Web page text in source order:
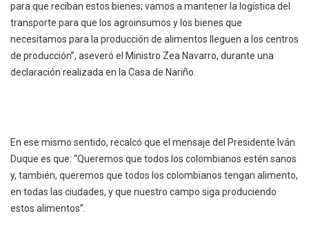
para que reciban estos bienes; vamos a mantener la logística del
transporte para que los agroinsumos y los bienes que
necesitamos para la producción de alimentos lleguen a los centros
de producción”, aseveró el Ministro Zea Navarro, durante una
declaración realizada en la Casa de Nariño.
En ese mismo sentido, recalcó que el mensaje del Presidente Iván
Duque es que: “Queremos que todos los colombianos estén sanos
y, también, queremos que todos los colombianos tengan alimento,
en todas las ciudades, y que nuestro campo siga produciendo
estos alimentos”.